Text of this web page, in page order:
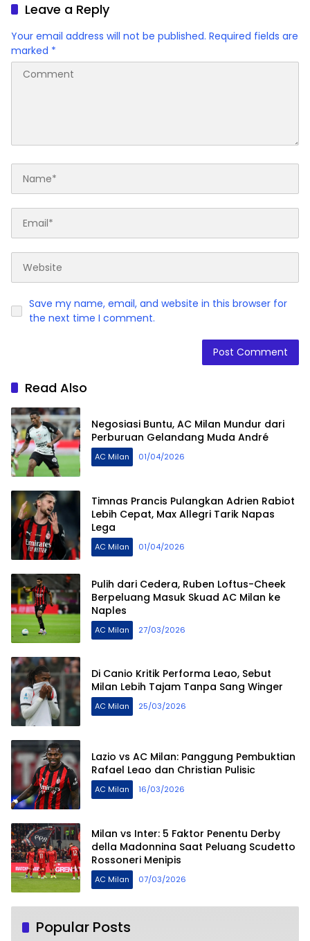
Leave a Reply
Your email address will not be published. Required fields are
marked *
Save my name, email, and website in this browser for
the next time I comment.
Read Also
Negosiasi Buntu, AC Milan Mundur dari
Perburuan Gelandang Muda André
AC Milan 01/04/2026
Timnas Prancis Pulangkan Adrien Rabiot
Lebih Cepat, Max Allegri Tarik Napas
Lega
AC Milan 01/04/2026
Pulih dari Cedera, Ruben Loftus-Cheek
Berpeluang Masuk Skuad AC Milan ke
Naples
AC Milan 27/03/2026
Di Canio Kritik Performa Leao, Sebut
Milan Lebih Tajam Tanpa Sang Winger
AC Milan 25/03/2026
Lazio vs AC Milan: Panggung Pembuktian
Rafael Leao dan Christian Pulisic
AC Milan 16/03/2026
Milan vs Inter: 5 Faktor Penentu Derby
della Madonnina Saat Peluang Scudetto
Rossoneri Menipis
AC Milan 07/03/2026
Popular Posts